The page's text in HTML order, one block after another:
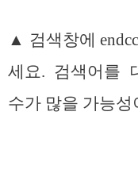
▲ 검색창에
세요. 검색어를
수가 많을 가능성